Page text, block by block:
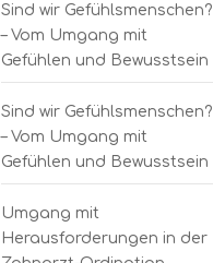
Sind wir Gefühlsmenschen?
– Vom Umgang mit
Gefühlen und Bewusstsein
Sind wir Gefühlsmenschen?
– Vom Umgang mit
Gefühlen und Bewusstsein
Umgang mit
Herausforderungen in der